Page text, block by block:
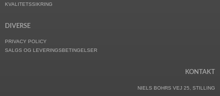
KVALITETSSIKRING
DIVERSE
PRIVACY POLICY
SALGS OG LEVERINGSBETINGELSER
KONTAKT
NIELS BOHRS VEJ 25, STILLING